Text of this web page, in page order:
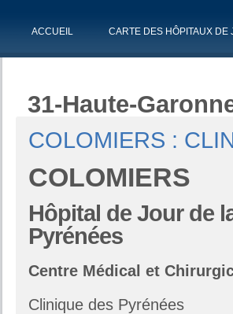
ACCUEIL CARTE DES HÔPITAUX DE
31-Haute-
COLOMIERS :
COLOMIERS
Hôpital de Jour de
Pyrénées
Centre Médical et
Clinique des Pyrénées